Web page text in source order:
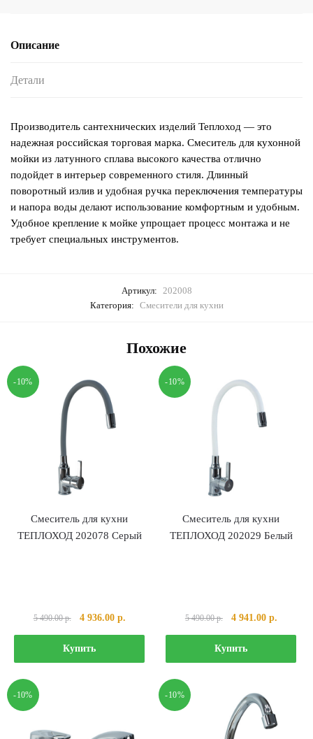
Описание
Детали
Производитель сантехнических изделий Теплоход — это
надежная российская торговая марка. Смеситель для кухонной
мойки из латунного сплава высокого качества отлично
подойдет в интерьер современного стиля. Длинный
поворотный излив и удобная ручка переключения температуры
и напора воды делают использование комфортным и удобным.
Удобное крепление к мойке упрощает процесс монтажа и не
требует специальных инструментов.
Артикул:
202008
Категория: Смесители для кухни
Похожие
-10%
Смеситель для кухни
ТЕПЛОХОД 202078 Серый
5 490.00р.
Первоначальная
цена
составляла
5
4 936.00 р.Текущая
цена:
936.00 р..
Купить
-10%
Смеситель для кухни
ТЕПЛОХОД 202029 Белый
5 490.00р.
Первоначальная
цена
составляла
5
4 941.00 р.Текущая
цена:
941.00
Купить
-10% -10%